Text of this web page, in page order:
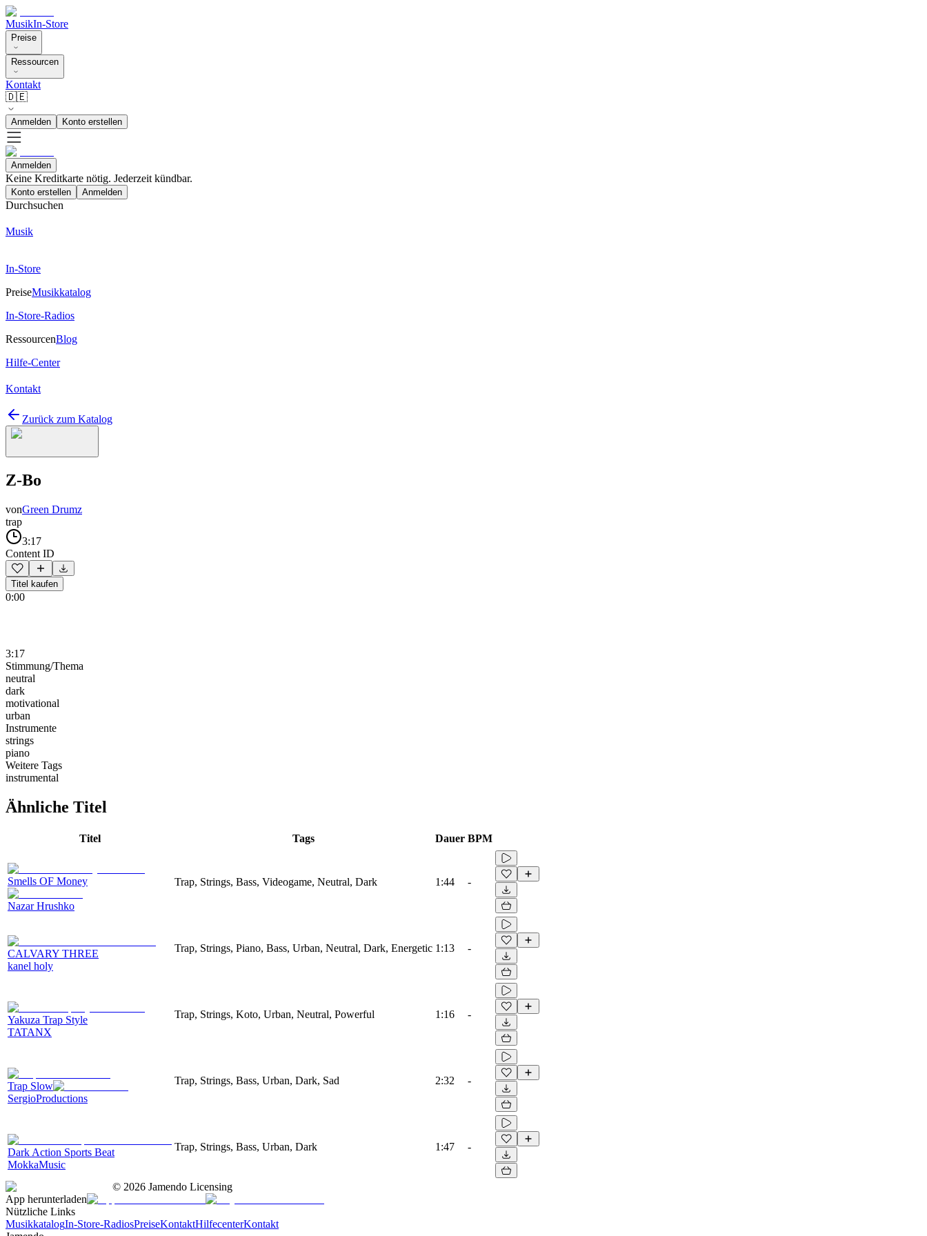
MusikIn-Store
Preise
Ressourcen
Kontakt
🇩🇪
Anmelden Konto erstellen
Anmelden
Keine Kreditkarte nötig. Jederzeit kündbar.
Konto erstellen Anmelden
Durchsuchen
Musik
In-Store
PreiseMusikkatalog
In-Store-Radios
RessourcenBlog
Hilfe-Center
Kontakt
Zurück zum Katalog
Z-Bo
vonGreen Drumz
trap
3:17
Content ID
Titel kaufen
0:00
3:17
Stimmung/Thema
neutral
dark
motivational
urban
Instrumente
strings
piano
Weitere Tags
instrumental
Ähnliche Titel
Titel Tags Dauer BPM
Smells OF Money
Nazar Hrushko
Trap, Strings, Bass, Videogame, Neutral, Dark 1:44 -
CALVARY THREE
kanel holy
Trap, Strings, Piano, Bass, Urban, Neutral, Dark, Energetic 1:13 -
Yakuza Trap Style
TATANX
Trap, Strings, Koto, Urban, Neutral, Powerful 1:16 -
Trap Slow
SergioProductions
Trap, Strings, Bass, Urban, Dark, Sad 2:32 -
Dark Action Sports Beat
MokkaMusic
Trap, Strings, Bass, Urban, Dark 1:47 -
© 2026 Jamendo Licensing
App herunterladen
Nützliche Links
MusikkatalogIn-Store-RadiosPreiseKontaktHilfecenterKontakt